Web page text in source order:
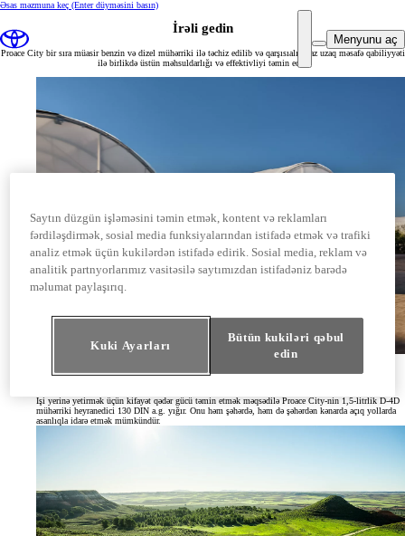
Əsas məzmuna keç (Enter düyməsini basın)
Menyunu aç
İrəli gedin
Proace City bir sıra müasir benzin və dizel mühərriki ilə təchiz edilib və qarşısıalınmaz uzaq məsafə qabiliyyəti
ilə birlikdə üstün məhsuldarlığı və effektivliyi təmin edir.
Güc və burucu moment
İşi yerinə yetirmək üçün kifayət qədər gücü təmin etmək məqsədilə Proace City-nin 1,5-litrlik D-4D
mühərriki heyranedici 130 DIN a.g. yığır. Onu həm şəhərdə, həm də şəhərdən kənarda açıq yollarda
asanlıqla idarə etmək mümkündür.
Saytın düzgün işləməsini təmin etmək, kontent və reklamları
fərdiləşdirmək, sosial media funksiyalarından istifadə etmək və trafiki
analiz etmək üçün kukilərdən istifadə edirik. Sosial media, reklam və
analitik partnyorlarımız vasitəsilə saytımızdan istifadəniz barədə
məlumat paylaşırıq.
Kuki Ayarları
Bütün kukiləri qəbul
edin